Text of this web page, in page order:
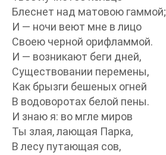
Блеснет над матовою гаммой;
И — ночи веют мне в лицо
Своею черной орифламмой.
И — возникают беги дней,
Существовании перемены,
Как брызги бешеных огней
В водоворотах белой пены.
И знаю я: во мгле миров
Ты злая, лающая Парка,
В лесу путающая сов,